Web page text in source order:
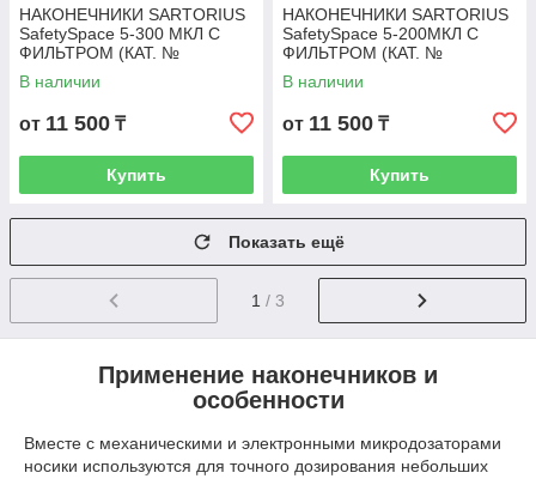
НАКОНЕЧНИКИ SARTORIUS
SafetySpace 5-300 МКЛ С
ФИЛЬТРОМ (КАТ. №
790301F)
В наличии
от 11 500 ₸
Купить
НАКОНЕЧНИКИ SARTORIUS
SafetySpace 5-200МКЛ С
ФИЛЬТРОМ (КАТ. №
790201F)
В наличии
от 11 500 ₸
Купить
Показать ещё
1 / 3
Применение наконечников и
особенности
Вместе с механическими и электронными микродозаторами
носики используются для точного дозирования небольших